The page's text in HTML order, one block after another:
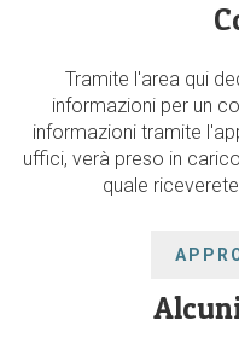
Tramite l'area qui
informazioni per un
informazioni tramite
uffici, verà preso in
quale